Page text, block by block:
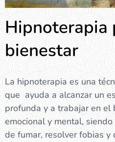
Hipnoterapia
bienestar
La hipnoterapia es una
que ayuda a alcanzar un
profunda y a trabajar en el
emocional y mental,
de fumar, resolver fobias y